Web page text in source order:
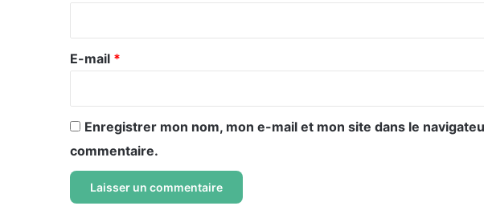
r
e
E-mail *
Enregistrer mon nom, mon e-mail et mon site dans le
commentaire.